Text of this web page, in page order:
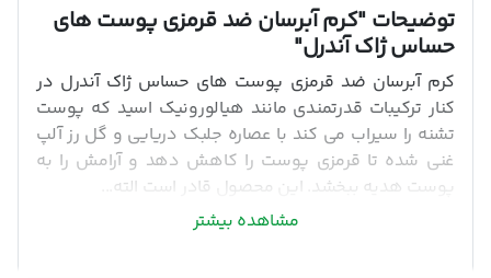
توضیحات"کرم آبرسان ضد قرمزی پوست های
حساس ژاک آندرل"
کرم آبرسان ضد قرمزی پوست های حساس ژاک آندرل در
کنار ترکیبات قدرتمندی مانند هیالورونیک اسید که پوست
تشنه را سیراب می کند با عصاره جلبک دریایی و گل رز آلپ
غنی شده تا قرمزی پوست را کاهش دهد و آرامش را به
پوست هدیه ببخشد. این محصول قادر است الته...
مشاهده بیشتر